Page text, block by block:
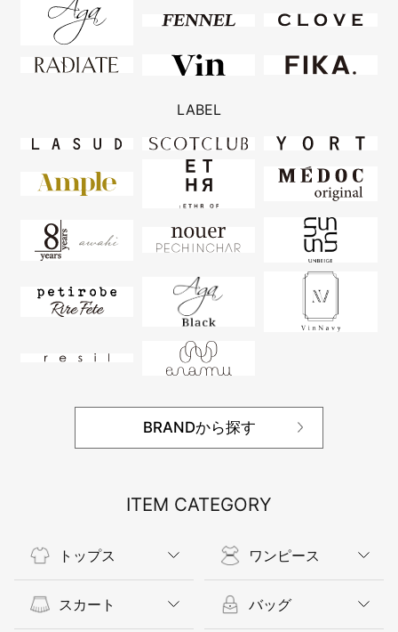
LABEL
BRANDから探す
ITEM CATEGORY
トップス
スカート
ワンピース
バッグ